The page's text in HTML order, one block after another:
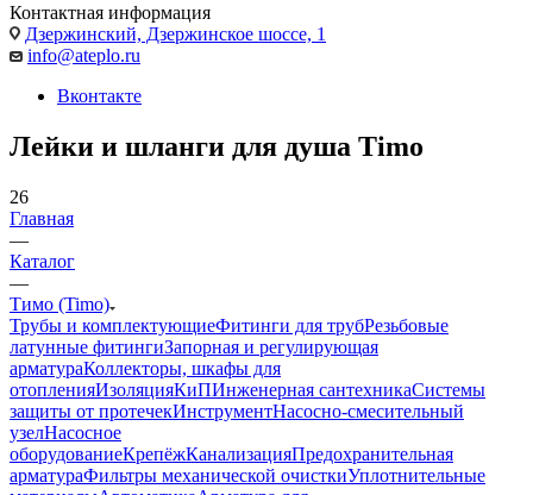
Контактная информация
Дзержинский, Дзержинское шоссе, 1
info@ateplo.ru
Вконтакте
Лейки и шланги для душа Timo
26
Главная
—
Каталог
—
Тимо (Timo)
Трубы и комплектующиеФитинги для трубРезьбовые
латунные фитингиЗапорная и регулирующая
арматураКоллекторы, шкафы для
отопленияИзоляцияКиПИнженерная сантехникаСистемы
защиты от протечекИнструментНасосно-смесительный
узелНасосное
оборудованиеКрепёжКанализацияПредохранительная
арматураФильтры механической очисткиУплотнительные